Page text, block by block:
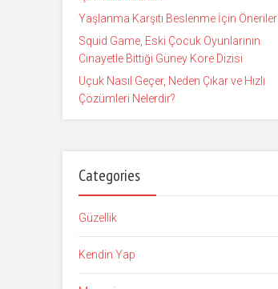
Yaşlanma Karşıtı Beslenme İçin Öneriler
Squid Game, Eski Çocuk Oyunlarının
Cinayetle Bittiği Güney Kore Dizisi
Uçuk Nasıl Geçer, Neden Çıkar ve Hızlı
Çözümleri Nelerdir?
Categories
Güzellik
Kendin Yap